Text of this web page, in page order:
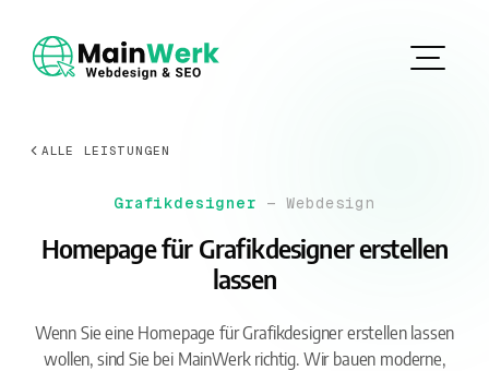
ALLE LEISTUNGEN
Grafikdesigner — Webdesign
Homepage für Grafikdesigner erstellen
lassen
Wenn Sie eine Homepage für Grafikdesigner erstellen lassen
wollen, sind Sie bei MainWerk richtig. Wir bauen moderne,